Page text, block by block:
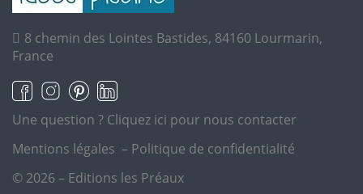
8 chemin des Lointes Bastides, 84160 Lourmarin,
France
Une question ? Cliquez ici pour nous contacter
Mentions légales – Politique de confidentialité
© 2026 – Editions les Préaux